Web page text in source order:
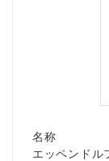
名称
エッペンドル